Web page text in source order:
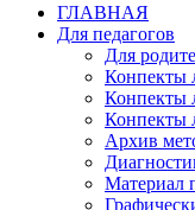
ГЛАВНАЯ
Для педагогов
Для
Конпекты
Конпекты
Конпекты
Архив
Материал